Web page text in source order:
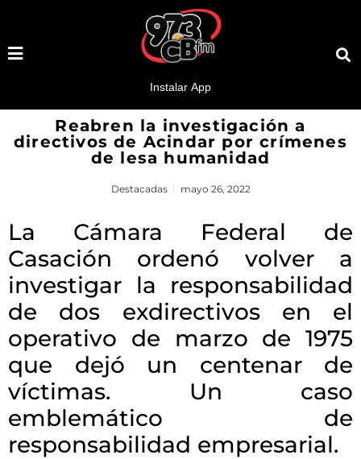
Reabren la investigación a
directivos de Acindar por crímenes
de lesa humanidad
Destacadas mayo 26, 2022
La Cámara Federal de
Casación ordenó volver a
investigar la responsabilidad
de dos exdirectivos en el
operativo de marzo de 1975
que dejó un centenar de
víctimas. Un caso
emblemático de
responsabilidad empresarial.